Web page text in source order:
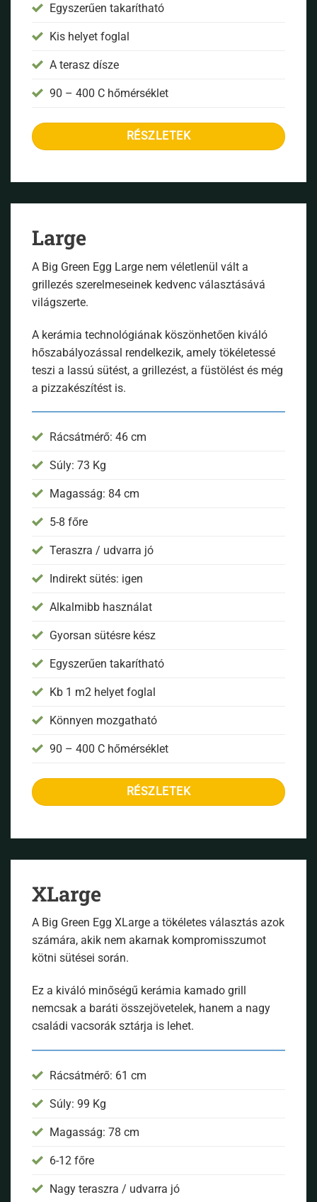
Egyszerűen takarítható
Kis helyet foglal
A terasz dísze
90 – 400 C hőmérséklet
RÉSZLETEK
Large
A Big Green Egg Large nem véletlenül vált a
grillezés szerelmeseinek kedvenc választásává
világszerte.
A kerámia technológiának köszönhetően kiváló
hőszabályozással rendelkezik, amely tökéletessé
teszi a lassú sütést, a grillezést, a füstölést és még
a pizzakészítést is.
Rácsátmérő: 46 cm
Súly: 73 Kg
Magasság: 84 cm
5-8 főre
Teraszra / udvarra jó
Indirekt sütés: igen
Alkalmibb használat
Gyorsan sütésre kész
Egyszerűen takarítható
Kb 1 m2 helyet foglal
Könnyen mozgatható
90 – 400 C hőmérséklet
RÉSZLETEK
XLarge
A Big Green Egg XLarge a tökéletes választás azok
számára, akik nem akarnak kompromisszumot
kötni sütései során.
Ez a kiváló minőségű kerámia kamado grill
nemcsak a baráti összejövetelek, hanem a nagy
családi vacsorák sztárja is lehet.
Rácsátmérő: 61 cm
Súly: 99 Kg
Magasság: 78 cm
6-12 főre
Nagy teraszra / udvarra jó